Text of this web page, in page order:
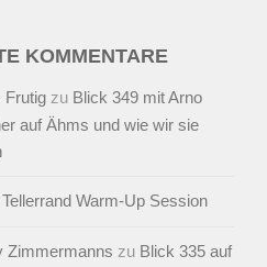
KOMMENTARE
Frutig zu Blick 349 mit Arno
auf Ähms und wie wir sie
Tellerrand Warm-Up Session
Zimmermanns zu Blick 335 auf